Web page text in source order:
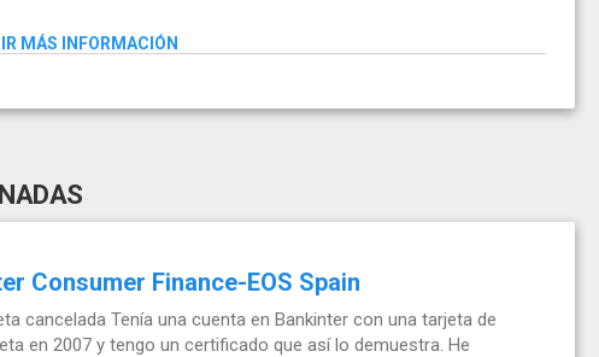
MÁS INFORMACIÓN
Consumer Finance-EOS Spain
cancelada Tenía una cuenta en Bankinter con una tarjeta de
en 2007 y tengo un certificado que así lo demuestra. He